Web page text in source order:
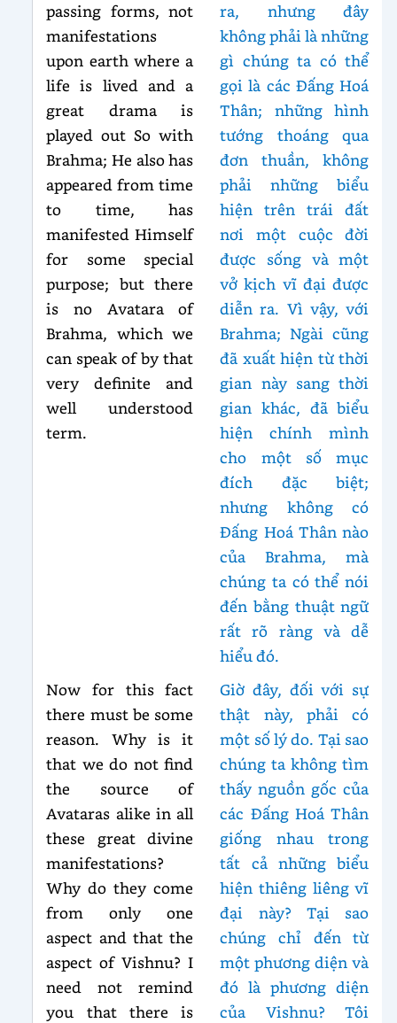
passing forms, not
manifestations
upon earth where a
life is lived and a
great drama is
played out So with
Brahma; He also has
appeared from time
to time, has
manifested Himself
for some special
purpose; but there
is no Avatara of
Brahma, which we
can speak of by that
very definite and
well understood
term.
ra, nhưng đây
không phải là những
gì chúng ta có thể
gọi là các Đấng Hoá
Thân; những hình
tướng thoáng qua
đơn thuần, không
phải những biểu
hiện trên trái đất
nơi một cuộc đời
được sống và một
vở kịch vĩ đại được
diễn ra. Vì vậy, với
Brahma; Ngài cũng
đã xuất hiện từ thời
gian này sang thời
gian khác, đã biểu
hiện chính mình
cho một số mục
đích đặc biệt;
nhưng không có
Đấng Hoá Thân nào
của Brahma, mà
chúng ta có thể nói
đến bằng thuật ngữ
rất rõ ràng và dễ
hiểu đó.
Now for this fact
there must be some
reason. Why is it
that we do not find
the source of
Avataras alike in all
these great divine
manifestations?
Why do they come
from only one
aspect and that the
aspect of Vishnu? I
need not remind
you that there is
Giờ đây, đối với sự
thật này, phải có
một số lý do. Tại sao
chúng ta không tìm
thấy nguồn gốc của
các Đấng Hoá Thân
giống nhau trong
tất cả những biểu
hiện thiêng liêng vĩ
đại này? Tại sao
chúng chỉ đến từ
một phương diện và
đó là phương diện
của Vishnu? Tôi